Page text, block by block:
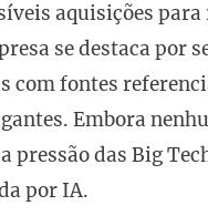
aquisições
se destaca por
com fontes
Embora
pressão das Big
por IA.